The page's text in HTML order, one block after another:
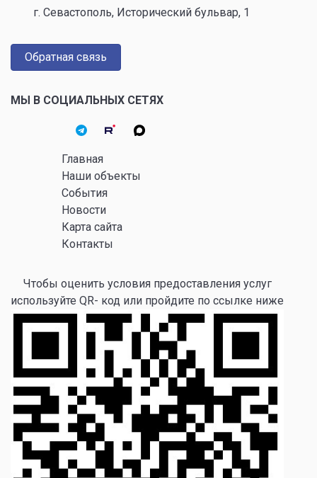
г. Севастополь, Исторический бульвар, 1
Обратная связь
МЫ В СОЦИАЛЬНЫХ СЕТЯХ
Главная
Наши объекты
События
Новости
Карта сайта
Контакты
Чтобы оценить условия предоставления услуг
используйте QR- код или пройдите по ссылке ниже